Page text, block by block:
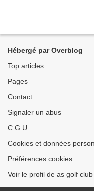
Hébergé par Overblog
Top articles
Pages
Contact
Signaler un abus
C.G.U.
Cookies et données
Préférences cookies
Voir le profil de as golf